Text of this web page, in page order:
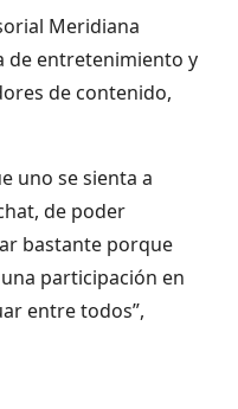
Meridiana
de entretenimiento y
de contenido,
uno se sienta a
de poder
bastante porque
participación en
entre todos”,